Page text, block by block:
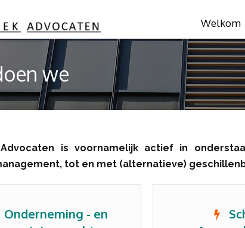
Welkom
we
is voornamelijk actief in
tot en met (alternatieve)
Onderneming - en